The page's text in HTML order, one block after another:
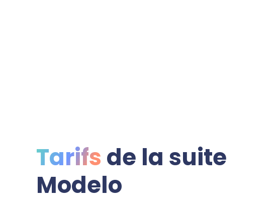
Tarifs de la suite
Modelo